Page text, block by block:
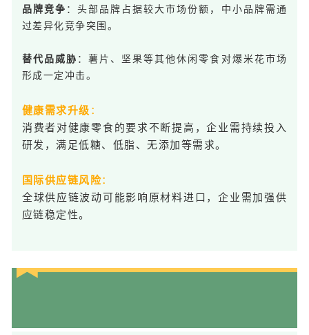
品牌竞争 ：头部品牌占据较大市场份额，中小品牌需通
过差异化竞争突围。
替代品威胁 ：薯片、坚果等其他休闲零食对爆米花市场
形成一定冲击。
健康需求升级 ：
消费者对健康零食的要求不断提高，企业需持续投入
研发，满足低糖、低脂、无添加等需求。
国际供应链风险：
全球供应链波动可能影响原材料进口，企业需加强供
应链稳定性。